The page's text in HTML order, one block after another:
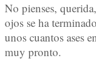
No pienses,
ojos se ha
unos cuantos ases
muy pronto.